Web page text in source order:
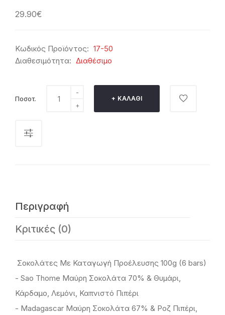
29.90€
Κωδικός Προϊόντος: 17-50
Διαθεσιμότητα: Διαθέσιμο
Ποσοτ. ΚΑΛΆΘΙ
Περιγραφή
Κριτικές (0)
Σοκολάτες Με Καταγωγή Προέλευσης 100g (6 bars)
- Sao Thome Μαύρη Σοκολάτα 70% & Θυμάρι,
Κάρδαμο, Λεμόνι, Καπνιστό Πιπέρι
- Madagascar Μαύρη Σοκολάτα 67% & Ροζ Πιπέρι,